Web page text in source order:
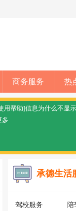
商务服务 热
05-28)
用帮助]信息为什么不显
多
承德生活
驾校服务 陪